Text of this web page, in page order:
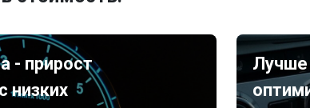
- прирост
низких
Лучше